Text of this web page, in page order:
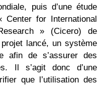
puis d’une étude
Center for International
» (Cicero) de
lancé, un système
afin de s’assurer des
Il s’agit donc d’une
que l’utilisation des